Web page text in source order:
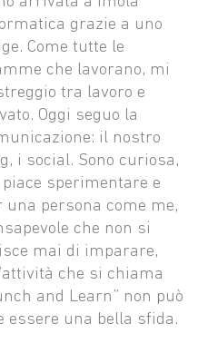
grazie a uno
Come tutte le
che lavorano, mi
tra lavoro e
Oggi seguo la
il nostro
i social. Sono curiosa,
sperimentare e
una persona come me,
che non si
mai di imparare,
che si chiama
and Learn” non può
essere una bella sfida.